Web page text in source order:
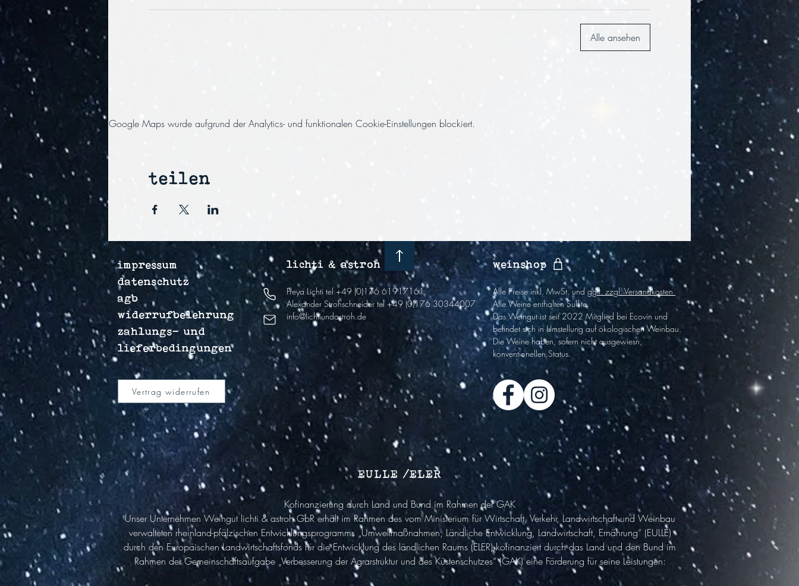
Alle ansehen
Google Maps wurde aufgrund der Analytics- und funktionalen Cookie-Einstellungen blockiert.
teilen
impressum
datenschutz
agb
widerrufbelehrung
zahlungs- und
lieferbedingungen
lichti & astroh
Freya Lichti tel +49 (0)176 61917161
Alexander Strohschneider tel +49 (0)176 30344007
info@lichtiundastroh.de
weinshop
Alle Preise inkl. MwSt. undggfl. zzgl. Versandkosten
Alle Weine enthalten Sulfite.
Das Weingut ist seit 2022 Mitglied bei Ecovin und
befindet sich in Umstel lung auf ökologischen Weinbau.
Die Weine haben,sofern nicht ausgewiesn,
konventionellen Status.
Vertrag widerrufen
EULLE /ELER
Kofinanzierung durch Land und Bund im Rahmen der GAK
Unser Unternehmen Weingut lichti & astroh GbR erhält im Rahmen des vom Ministerium für Wirtschaft, Verkehr, Landwirtschaft und Weinbau
verwalteten rheinland-pfälzischen Entwicklungsprogramms „Umweltmaßnahmen, Ländliche Entwicklung, Landwirtschaft, Ernährung“ (EULLE)
durch den Europäischen Landwirtschaftsfonds für die Entwicklung des ländlichen Raums (ELER) kofinanziert durch das Land und den Bund im
Rahmen der Gemeinschaftsaufgabe „Verbesserung der Agrarstruktur und des Küstenschutzes“ (GAK) eine Förderung für seine Leistungen: